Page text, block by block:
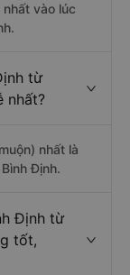
vào lúc
từ
nhất?
nhất là
Định.
Định từ
tốt,